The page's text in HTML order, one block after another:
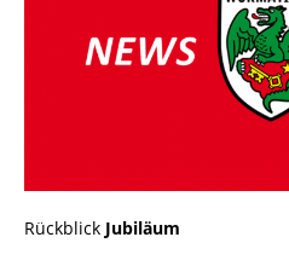
Rückblick Jubiläum